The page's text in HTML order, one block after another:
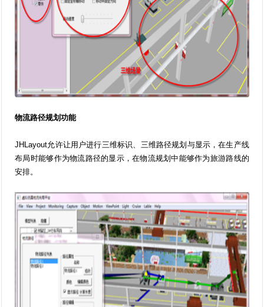
物流路径规划功能
JHLayout允许让用户进行三维标识、三维路径规划与显示，在生产线
布局时能够作为物流路径的显示，在物流规划中能够作为旅游路线的
安排。